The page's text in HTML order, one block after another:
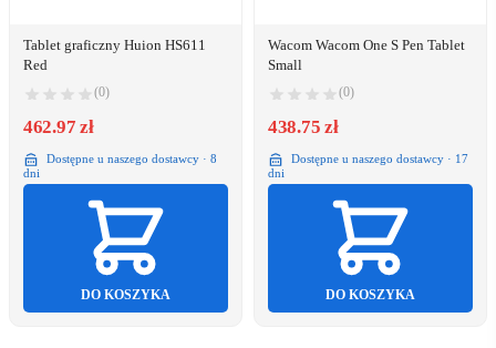
Tablet graficzny Huion HS611
Red
(0)
462.97 zł
Dostępne u naszego dostawcy · 8
dni
DO KOSZYKA
Wacom Wacom One S Pen Tablet
Small
(0)
438.75 zł
Dostępne u naszego dostawcy · 17
dni
DO KOSZYKA